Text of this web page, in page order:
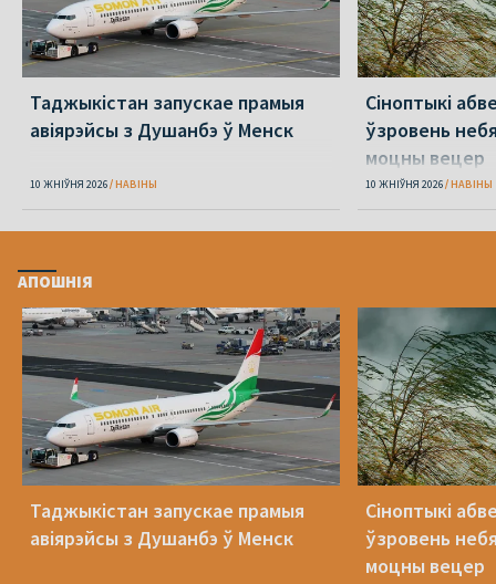
Таджыкістан запускае прамыя
авіярэйсы з Душанбэ ў Менск
10 ЖНІЎНЯ 2026 НАВІНЫ
Сіноптыкі
ўзровень
моцны вецер
10 ЖНІЎНЯ 2026 НАВІНЫ
АПОШНІЯ
Таджыкістан запускае прамыя
авіярэйсы з Душанбэ ў Менск
Сіноптыкі
ўзровень
моцны вецер